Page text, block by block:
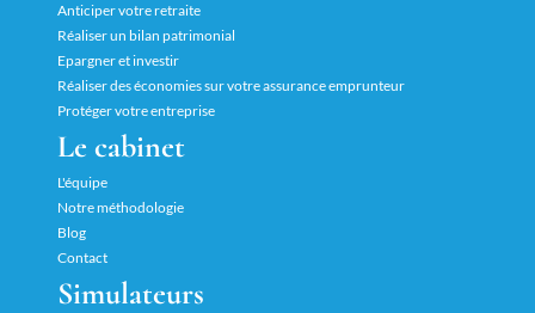
Anticiper votre retraite
Réaliser un bilan patrimonial
Epargner et investir
Réaliser des économies sur votre assurance emprunteur
Protéger votre entreprise
Le cabinet
L'équipe
Notre méthodologie
Blog
Contact
Simulateurs